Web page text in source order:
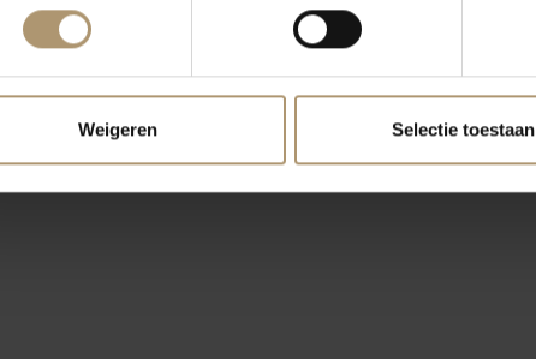
Weigeren Selectie toestaan
Meest bekeken